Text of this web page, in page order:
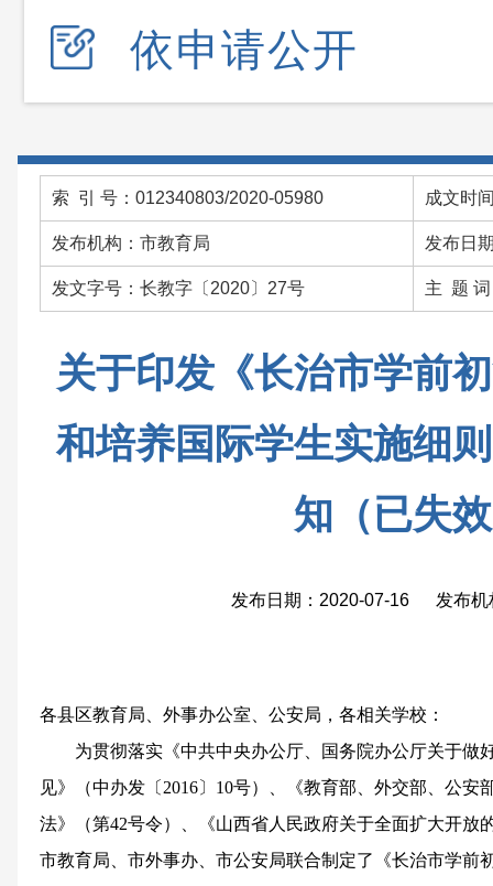
依申请公开
索 引 号：012340803/2020-05980 成文时
发布机构：市教育局 发布日
发文字号：长教字〔2020〕27号 主 题 词
关于印发《长治市学前
和培养国际学生实施细
知（已失
发布日期：2020-07-16 发布机
各县区教育局、外事办公室、公安局，各相关学校：
为贯彻落实《中共中央办公厅、国务院办公厅关于做
见》（中办发〔2016〕10号）、《教育部、外交部、公安
法》（第42号令）、《山西省人民政府关于全面扩大开放
市教育局、市外事办、市公安局联合制定了《长治市学前